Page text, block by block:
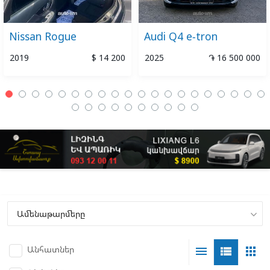
Nissan Rogue
2019 $ 14 200
Audi Q4 e-tron
2025 ֏ 16 500 000
Անհատներ apps
view_list
menu